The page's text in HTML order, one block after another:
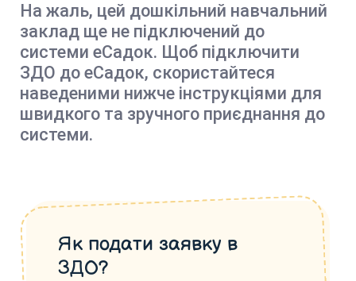
На жаль, цей дошкільний навчальний
заклад ще не підключений до
системи еСадок. Щоб підключити
ЗДО до еСадок, скористайтеся
наведеними нижче інструкціями для
швидкого та зручного приєднання до
системи.
Як подати заявку в
ЗДО?